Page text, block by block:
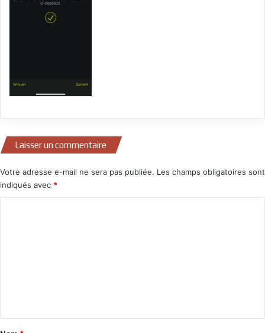
Laisser un commentaire
Votre adresse e-mail ne sera pas publiée. Les champs obligatoires sont
indiqués avec *
a